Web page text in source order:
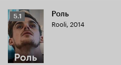
Рейтинг
Кинопоиска
5.1
5.1 Роль
Rooli, 2014